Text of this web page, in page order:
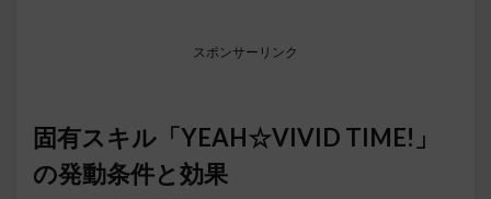
スポンサーリンク
固有スキル「YEAH☆VIVID TIME!」
の発動条件と効果